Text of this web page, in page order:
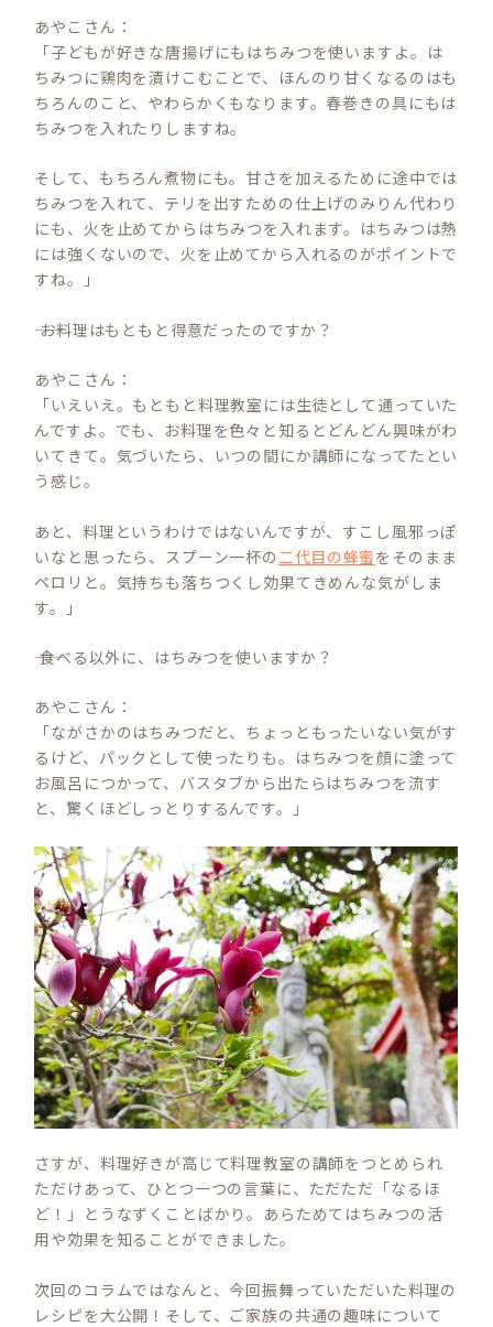
あやこさん：
「子どもが好きな唐揚げにもはちみつを使いますよ。は
ちみつに鶏肉を漬けこむことで、ほんのり甘くなるのはも
ちろんのこと、やわらかくもなります。春巻きの具にもは
ちみつを入れたりしますね。
そして、もちろん煮物にも。甘さを加えるために途中では
ちみつを入れて、テリを出すための仕上げのみりん代わり
にも、火を止めてからはちみつを入れます。はちみつは熱
には強くないので、火を止めてから入れるのがポイントで
すね。」
―― お料理はもともと得意だったのですか？
あやこさん：
「いえいえ。もともと料理教室には生徒として通っていた
んですよ。でも、お料理を色々と知るとどんどん興味がわ
いてきて。気づいたら、いつの間にか講師になってたとい
う感じ。
あと、料理というわけではないんですが、すこし風邪っぽ
いなと思ったら、スプーン一杯の 二代目の蜂蜜をそのまま
ペロリと。気持ちも落ちつくし効果てきめんな気がしま
す。」
―― 食べる以外に、はちみつを使いますか？
あやこさん：
「ながさかのはちみつだと、ちょっともったいない気がす
るけど、パックとして使ったりも。はちみつを顔に塗って
お風呂につかって、バスタブから出たらはちみつを流す
と、驚くほどしっとりするんです。」
さすが、料理好きが高じて料理教室の講師をつとめられ
ただけあって、ひとつ一つの言葉に、ただただ「なるほ
ど！」とうなずくことばかり。あらためてはちみつの活
用や効果を知ることができました。
次回のコラムではなんと、今回振舞っていただいた料理の
レシピを大公開！そして、ご家族の共通の趣味について